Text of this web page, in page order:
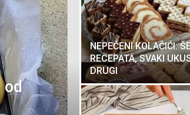
od
NEPEČENI KOLAČIĆI:
RECEPATA, SVAKI
DRUGI